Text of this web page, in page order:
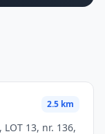
2.5 km